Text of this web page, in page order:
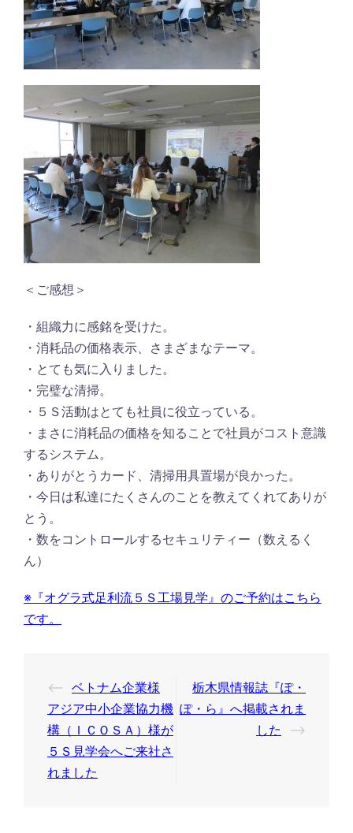
＜ご感想＞
・組織力に感銘を受けた。
・消耗品の価格表示、さまざまなテーマ。
・とても気に入りました。
・完璧な清掃。
・５Ｓ活動はとても社員に役立っている。
・まさに消耗品の価格を知ることで社員がコスト意識
するシステム。
・ありがとうカード、清掃用具置場が良かった。
・今日は私達にたくさんのことを教えてくれてありが
とう。
・数をコントロールするセキュリティー（数えるく
ん）
※『オグラ式足利流５Ｓ工場見学』のご予約はこちら
です。
投
稿
ナ
ビ
ゲ
⟵ ベトナム企業様
アジア中小企業協力機
構（ＩＣＯＳＡ）様が
５Ｓ見学会へご来社さ
れました
栃木県情報誌『ぽ・
ぽ・ら』へ掲載されま
した
⟶